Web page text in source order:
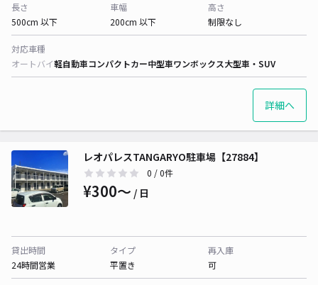
長さ
500cm 以下
車幅
200cm 以下
高さ
制限なし
対応車種
オートバイ軽自動車コンパクトカー中型車ワンボックス大型車・SUV
詳細へ
レオパレスTANGARYO駐車場【27884】
0 / 0件
¥300〜 / 日
貸出時間
24時間営業
タイプ
平置き
再入庫
可